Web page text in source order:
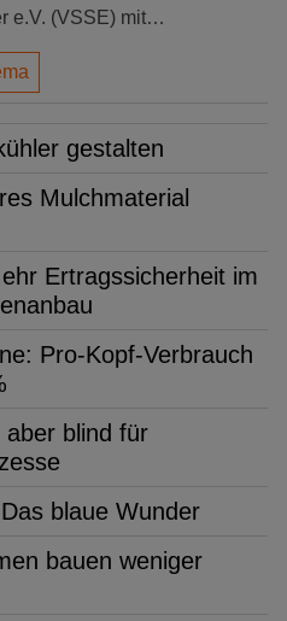
e.V. (VSSE) mit…
gestalten
Mulchmaterial
Ertragssicherheit im
Pro-Kopf-Verbrauch
blind für
blaue Wunder
bauen weniger